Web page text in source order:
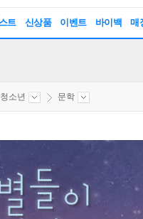
트 신상품 이벤트 바이백 매
청소년 문학